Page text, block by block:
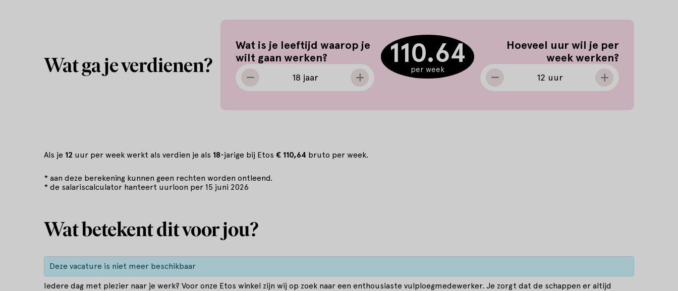
Wat ga je verdienen?
Wat is je leeftijd waarop je
wilt gaan werken?
Leeftijd
18 jaar
Hoeveel uur wil je per
week werken?
Uren per week
12 uur
110.64
per week
Als je 12 uur per week werkt als verdien je als 18-jarige bij Etos € 110,64 bruto per week.
* aan deze berekening kunnen geen rechten worden ontleend.
* de salariscalculator hanteert uurloon per 15 juni 2026
Wat betekent dit voor jou?
Deze vacature is niet meer beschikbaar
Iedere dag met plezier naar je werk? Voor onze Etos winkel zijn wij op zoek naar een enthousiaste vulploegmedewerker. Je zorgt dat de schappen er altijd